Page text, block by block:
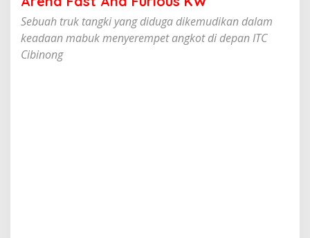
Jalan
Raya
Cibinong-
Citeureup
Sebuah truk tangki yang diduga dikemudikan dalam
keadaan mabuk menyerempet angkot di depan ITC
Cibinong